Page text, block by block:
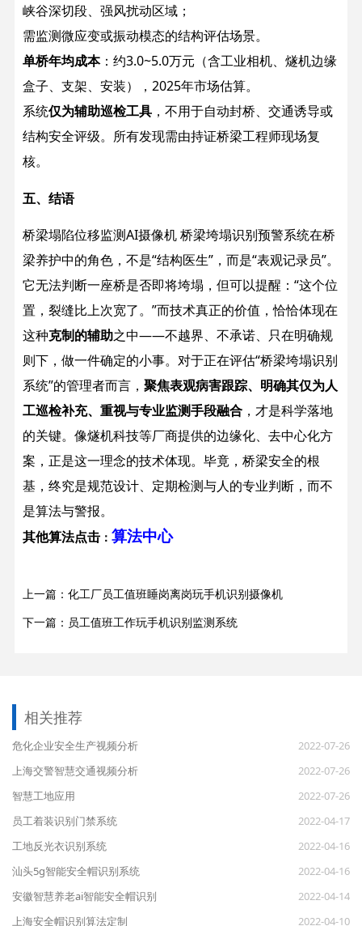
峡谷深切段、强风扰动区域；
需监测微应变或振动模态的结构评估场景。
单桥年均成本：约3.0~5.0万元（含工业相机、燧机边缘
盒子、支架、安装），2025年市场估算。
系统仅为辅助巡检工具，不用于自动封桥、交通诱导或
结构安全评级。所有发现需由持证桥梁工程师现场复
核。
五、结语
桥梁塌陷位移监测AI摄像机 桥梁垮塌识别预警系统在桥
梁养护中的角色，不是“结构医生”，而是“表观记录员”。
它无法判断一座桥是否即将垮塌，但可以提醒：“这个位
置，裂缝比上次宽了。”而技术真正的价值，恰恰体现在
这种克制的辅助之中——不越界、不承诺、只在明确规
则下，做一件确定的小事。 对于正在评估“桥梁垮塌识别
系统”的管理者而言， 聚焦表观病害跟踪、明确其仅为人
工巡检补充、重视与专业监测手段融合，才是科学落地
的关键。像燧机科技等厂商提供的边缘化、去中心化方
案，正是这一理念的技术体现。 毕竟，桥梁安全的根
基，终究是规范设计、定期检测与人的专业判断，而不
是算法与警报。
其他算法点击： 算法中心
上一篇：化工厂员工值班睡岗离岗玩手机识别摄像机
下一篇：员工值班工作玩手机识别监测系统
相关推荐
危化企业安全生产视频分析
2022-07-26
上海交警智慧交通视频分析
2022-07-26
智慧工地应用
2022-07-26
员工着装识别门禁系统
2022-04-17
工地反光衣识别系统
2022-04-16
汕头5g智能安全帽识别系统
2022-04-16
安徽智慧养老ai智能安全帽识别
2022-04-14
上海安全帽识别算法定制
2022-04-10